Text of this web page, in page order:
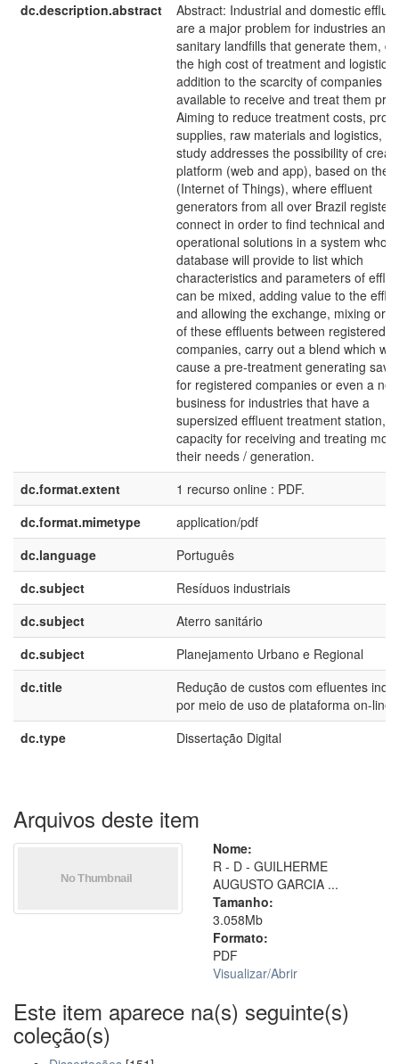
dc.description.abstract
Abstract: Industrial and domestic
are a major problem for industries and
sanitary landfills that generate them,
the high cost of treatment and
addition to the scarcity of companies
available to receive and treat them
Aiming to reduce treatment costs,
supplies, raw materials and logistics,
study addresses the possibility of
platform (web and app), based on the
(Internet of Things), where effluent
generators from all over Brazil register
connect in order to find technical and
operational solutions in a system
database will provide to list which
characteristics and parameters of
can be mixed, adding value to the
and allowing the exchange, mixing or
of these effluents between registered
companies, carry out a blend which will
cause a pre-treatment generating
for registered companies or even a
business for industries that have a
supersized effluent treatment station,
capacity for receiving and treating
their needs / generation.
dc.format.extent
1 recurso online : PDF.
dc.format.mimetype
application/pdf
dc.language
Português
dc.subject
Resíduos industriais
dc.subject
Aterro sanitário
dc.subject
Planejamento Urbano e Regional
dc.title
Redução de custos com efluentes
por meio de uso de plataforma on-line
dc.type
Dissertação Digital
Arquivos deste item
Nome:
R - D - GUILHERME
AUGUSTO GARCIA ...
Tamanho:
3.058Mb
Formato:
PDF
Visualizar/Abrir
Este item aparece na(s) seguinte(s)
coleção(s)